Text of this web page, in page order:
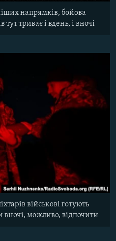
напрямків, бойова
триває і вдень, і вночі
військові готують
вночі, можливо, відпочити